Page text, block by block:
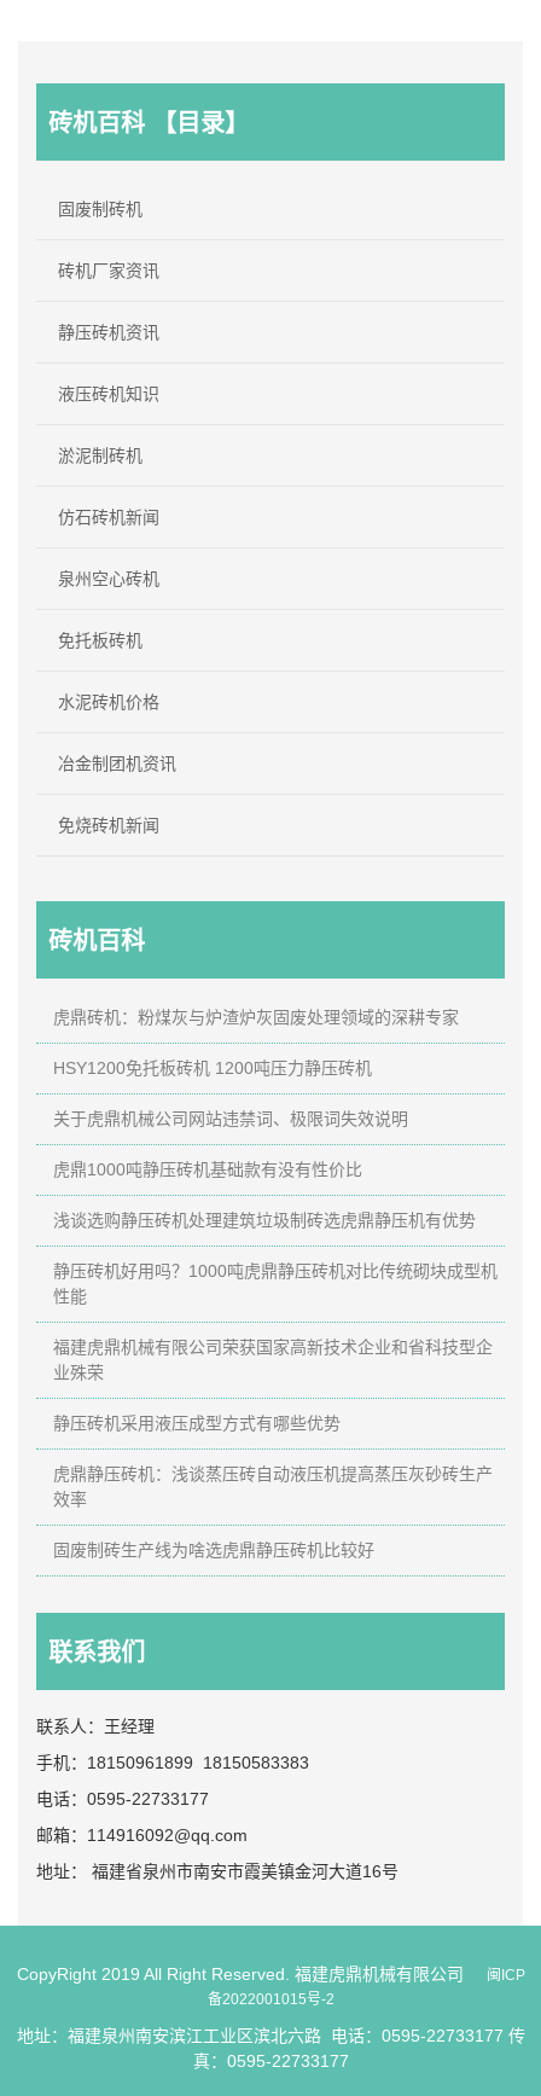
砖机百科 【目录】
固废制砖机
砖机厂家资讯
静压砖机资讯
液压砖机知识
淤泥制砖机
仿石砖机新闻
泉州空心砖机
免托板砖机
水泥砖机价格
冶金制团机资讯
免烧砖机新闻
砖机百科
虎鼎砖机：粉煤灰与炉渣炉灰固废处理领域的深耕专家
HSY1200免托板砖机 1200吨压力静压砖机
关于虎鼎机械公司网站违禁词、极限词失效说明
虎鼎1000吨静压砖机基础款有没有性价比
浅谈选购静压砖机处理建筑垃圾制砖选虎鼎静压机有优势
静压砖机好用吗？1000吨虎鼎静压砖机对比传统砌块成型机
性能
福建虎鼎机械有限公司荣获国家高新技术企业和省科技型企
业殊荣
静压砖机采用液压成型方式有哪些优势
虎鼎静压砖机：浅谈蒸压砖自动液压机提高蒸压灰砂砖生产
效率
固废制砖生产线为啥选虎鼎静压砖机比较好
联系我们
联系人：王经理
手机：18150961899 18150583383
电话：0595-22733177
邮箱：114916092@qq.com
地址： 福建省泉州市南安市霞美镇金河大道16号
CopyRight 2019 All Right Reserved. 福建虎鼎机械有限公司
闽ICP
备2022001015号-2
地址：福建泉州南安滨江工业区滨北六路 电话：0595-22733177 传
真：0595-22733177